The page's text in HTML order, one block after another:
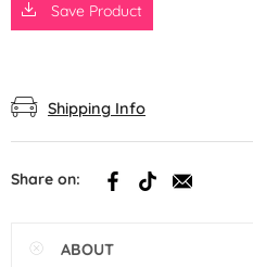
Save Product
Shipping Info
Share on:
ABOUT